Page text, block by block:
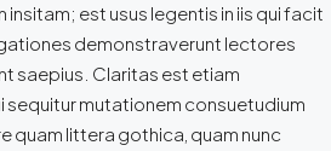
est usus legentis in iis qui facit
demonstraverunt lectores
saepius. Claritas est etiam
sequitur mutationem consuetudium
quam littera gothica, quam nunc